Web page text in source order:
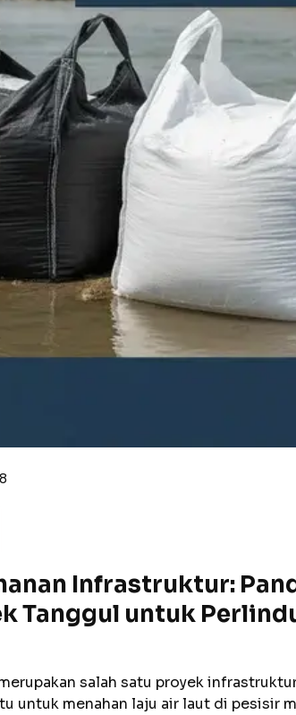
Infrastruktur:
Tanggul untuk
salah satu proyek
untuk menahan laju air laut di pesisir